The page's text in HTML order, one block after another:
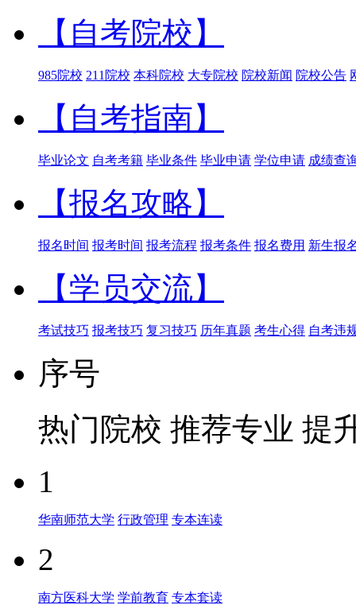
【自考院校】
985院校 211院校 本科院校 大专院校 院校新闻 院校公告
【自考指南】
毕业论文 自考考籍 毕业条件 毕业申请 学位申请 成绩查
【报名攻略】
报名时间 报考时间 报考流程 报考条件 报名费用 新生报
【学员交流】
考试技巧 报考技巧 复习技巧 历年真题 考生心得 自考违
序号
热门院校 推荐专业 提
1
华南师范大学 行政管理 专本连读
2
南方医科大学 学前教育 专本套读